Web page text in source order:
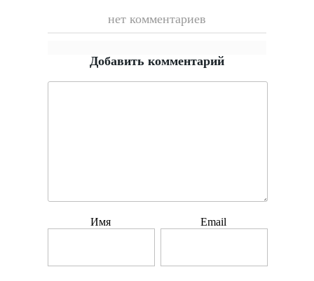
нет комментариев
Добавить комментарий
Имя Email